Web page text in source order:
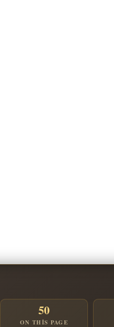
50
ON THIS PAGE